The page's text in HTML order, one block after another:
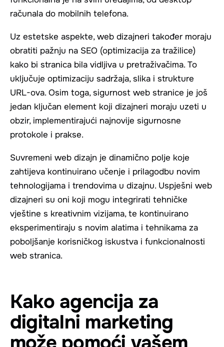
računala do mobilnih telefona.
Uz estetske aspekte, web dizajneri također moraju
obratiti pažnju na SEO (optimizacija za tražilice)
kako bi stranica bila vidljiva u pretraživačima. To
uključuje optimizaciju sadržaja, slika i strukture
URL-ova. Osim toga, sigurnost web stranice je još
jedan ključan element koji dizajneri moraju uzeti u
obzir, implementirajući najnovije sigurnosne
protokole i prakse.
Suvremeni web dizajn je dinamično polje koje
zahtijeva kontinuirano učenje i prilagodbu novim
tehnologijama i trendovima u dizajnu. Uspješni web
dizajneri su oni koji mogu integrirati tehničke
vještine s kreativnim vizijama, te kontinuirano
eksperimentiraju s novim alatima i tehnikama za
poboljšanje korisničkog iskustva i funkcionalnosti
web stranica.
Kako agencija za
digitalni marketing